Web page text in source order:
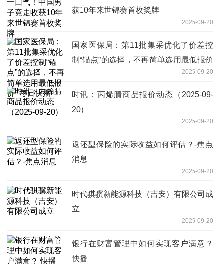
获10年来世锦赛首枚奖牌
2025-09-20
国家医保局：第11批集采优化了价差控
制“锚点”的选择，不再简单选用最低报价
2025-09-20
时讯：丙烯腈商品报价动态（2025-09-
20）
2025-09-20
返还型保险的实际收益如何评估？-焦点
消息
2025-09-20
时代骐骥新能源科技（吉安）有限公司成
立
2025-09-20
银行在财富管理中如何实现客户满意？
快播